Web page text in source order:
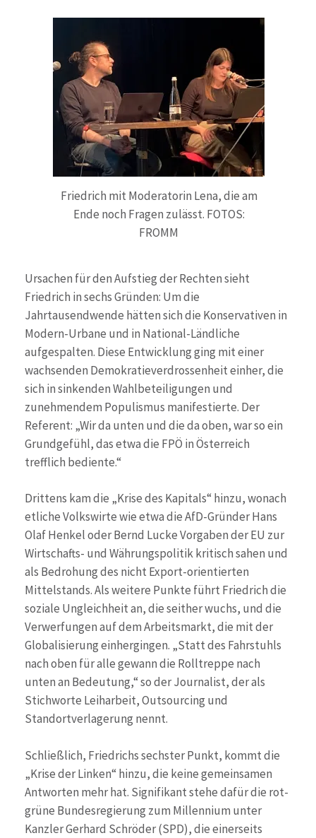
Friedrich mit Moderatorin Lena, die am
Ende noch Fragen zulässt. FOTOS:
FROMM
Ursachen für den Aufstieg der Rechten sieht
Friedrich in sechs Gründen: Um die
Jahrtausendwende hätten sich die Konservativen in
Modern-Urbane und in National-Ländliche
aufgespalten. Diese Entwicklung ging mit einer
wachsenden Demokratieverdrossenheit einher, die
sich in sinkenden Wahlbeteiligungen und
zunehmendem Populismus manifestierte. Der
Referent: „Wir da unten und die da oben, war so ein
Grundgefühl, das etwa die FPÖ in Österreich
trefflich bediente.“
Drittens kam die „Krise des Kapitals“ hinzu, wonach
etliche Volkswirte wie etwa die AfD-Gründer Hans
Olaf Henkel oder Bernd Lucke Vorgaben der EU zur
Wirtschafts- und Währungspolitik kritisch sahen und
als Bedrohung des nicht Export-orientierten
Mittelstands. Als weitere Punkte führt Friedrich die
soziale Ungleichheit an, die seither wuchs, und die
Verwerfungen auf dem Arbeitsmarkt, die mit der
Globalisierung einhergingen. „Statt des Fahrstuhls
nach oben für alle gewann die Rolltreppe nach
unten an Bedeutung,“ so der Journalist, der als
Stichworte Leiharbeit, Outsourcing und
Standortverlagerung nennt.
Schließlich, Friedrichs sechster Punkt, kommt die
„Krise der Linken“ hinzu, die keine gemeinsamen
Antworten mehr hat. Signifikant stehe dafür die rot-
grüne Bundesregierung zum Millennium unter
Kanzler Gerhard Schröder (SPD), die einerseits